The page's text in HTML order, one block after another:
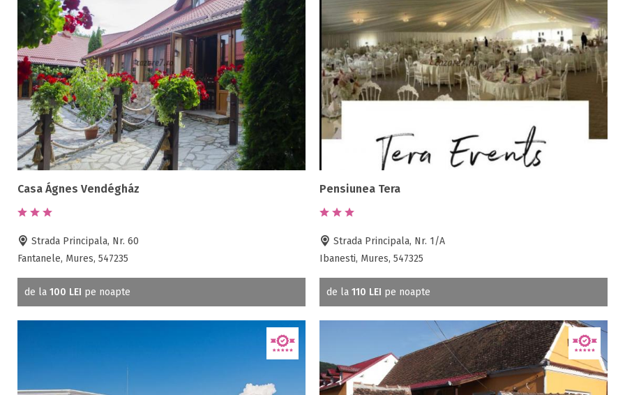
Casa Ágnes Vendégház
Strada Principala, Nr. 60
Fantanele, Mures, 547235
de la 100 LEI pe noapte
Pensiunea Tera
Strada Principala, Nr. 1/A
Ibanesti, Mures, 547325
de la 110 LEI pe noapte